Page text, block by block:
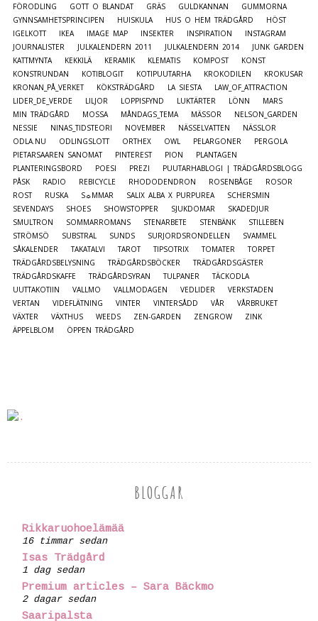
FÖRODLING
GOTT O BLANDAT GRÄS GULDKANNAN
GUMMORNA
GYNNSAMHETSPRINCIPEN
HUISKULA HUS O HEM TRÄDGÅRD
HÖST
IGELKOTT
IKEA IMAGE MAP INSEKTER INSPIRATION
INSTAGRAM
JOURNALISTER
JULKALENDERN 2011 JULKALENDERN 2014
JUNK GARDEN
KATTMYNTA
KEKKILÄ KERAMIK KLEMATIS KOMPOST
KONST
KONSTRUNDAN
KOTIBLOGIT KOTIPUUTARHA KROKODILEN
KROKUSAR
KRONAN_PÅ_VERKET
KÖKSTRÄDGÅRD LA SIESTA
LAW_OF_ATTRACTION
LIDER_DE_VERDE
LILJOR LOPPISFYND LUKTÄRTER LÖNN
MARS
MIN TRÄDGÅRD
MOSSA MÅNDAGS_TEMA MÄSSOR
NELSON_GARDEN
NESSIE
NINAS_TIDSTEORI NOVEMBER NÄSSELVATTEN
NÄSSLOR
ODLA.NU
ODLINGSLOTT ORTHEX OWL PELARGONER
PERGOLA
PIETARSAAREN SANOMAT
PINTEREST PION
PLANTAGEN
PLANTERINGSBORD
POESI PREZI
PUUTARHABLOGI | TRÄDGÅRDSBLOGG
PÅSK
RADIO REBICYCLE RHODODENDRON ROSENBÅGE
ROSOR
ROST
RUSKA S☼MMAR SALIX ALBA X PURPUREA
SCHERSMIN
SEVENDAYS
SHOES SHOWSTOPPER SJUKDOMAR
SKADEDJUR
SMULTRON
SOMMARROMANS STENARBETE STENBÄNK
STILLEBEN
STRÖMSÖ
SUBSTRAL SUNDS SURJORDSRONDELLEN
SVAMMEL
SÅKALENDER
TAKATALVI TAROT TIPSOTRIX TOMATER
TORPET
TRÄDGÅRDSBELYSNING
TRÄDGÅRDSBÖCKER
TRÄDGÅRDSGÄSTER
TRÄDGÅRDSKAFFE
TRÄDGÅRDSYRAN TULPANER
TÄCKODLA
UUTTAKOTIIN
VALLMO VALLMODAGEN VEDLIDER
VERKSTADEN
VERTAN
VIDEFLÄTNING VINTER VINTERSÅDD VÅR
VÅRBRUKET
VÄXTER
VÄXTHUS WEEDS ZEN-GARDEN ZENGROW
ZINK
ÄPPELBLOM
ÖPPEN TRÄDGÅRD
BLOGGAR
Rikkaruohoelämää
16 timmar sedan
Isas Trädgård
1 dag sedan
Premium articles – Sara Bäckmo
2 dagar sedan
Saaripalsta